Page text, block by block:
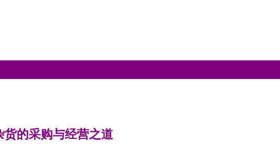
的采购与经营之道